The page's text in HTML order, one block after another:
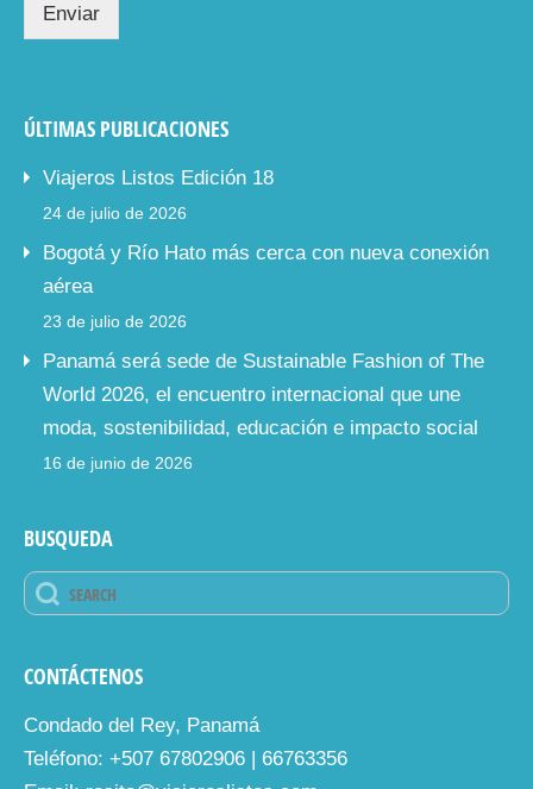
Enviar
ÚLTIMAS PUBLICACIONES
Viajeros Listos Edición 18
24 de julio de 2026
Bogotá y Río Hato más cerca con nueva conexión
aérea
23 de julio de 2026
Panamá será sede de Sustainable Fashion of The
World 2026, el encuentro internacional que une
moda, sostenibilidad, educación e impacto social
16 de junio de 2026
BUSQUEDA
CONTÁCTENOS
Condado del Rey, Panamá
Teléfono: +507 67802906 | 66763356